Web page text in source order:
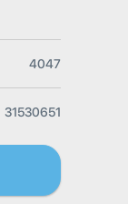
4047
31530651